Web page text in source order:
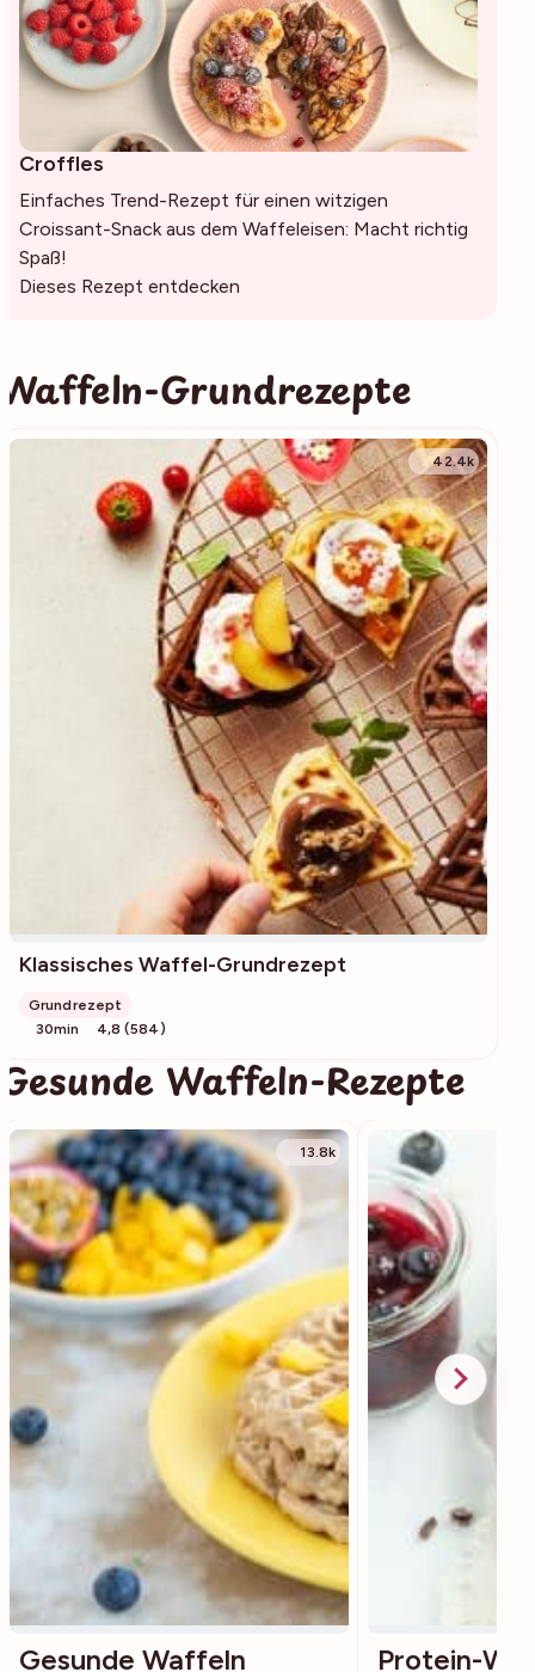
Croffles
Einfaches Trend-Rezept für einen witzigen
Croissant-Snack aus dem Waffeleisen: Macht richtig
Spaß!
Dieses Rezept entdecken
Waffeln-Grundrezepte
42.4k
Klassisches Waffel-Grundrezept
Grundrezept
30min
4,8 (584)
Gesunde Waffeln-Rezepte
13.8k
Gesunde Waffeln Protein-